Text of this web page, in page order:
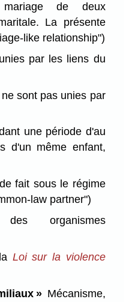
mariage de deux
La présente
like relationship")
par les liens du
sont pas unies par
une période d'au
d'un même enfant,
fait sous le régime
law partner")
organismes
Loi sur la violence
»Mécanisme,